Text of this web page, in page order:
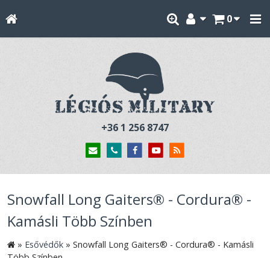
0
+36 1 256 8747
Snowfall Long Gaiters® - Cordura® -
Kamásli Több Színben
» Esővédők » Snowfall Long Gaiters® - Cordura® - Kamásli